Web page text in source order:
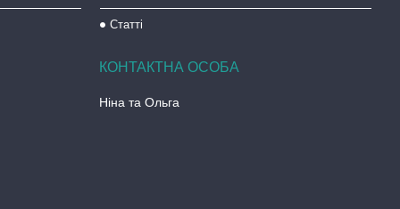
Статті
Ніна та Ольга